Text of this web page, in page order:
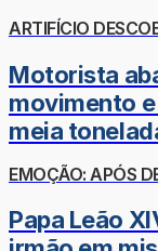
ARTIFÍCIO
Motorista
movimento e
meia
EMOÇÃO: APÓS
Papa Leão